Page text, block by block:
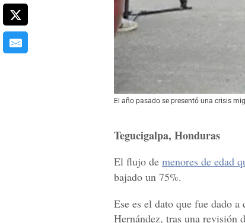
El año pasado se presentó una crisis
Tegucigalpa, Honduras
El flujo de menores de edad
bajado un 75%.
Ese es el dato que fue dado
Hernández, tras una revisión